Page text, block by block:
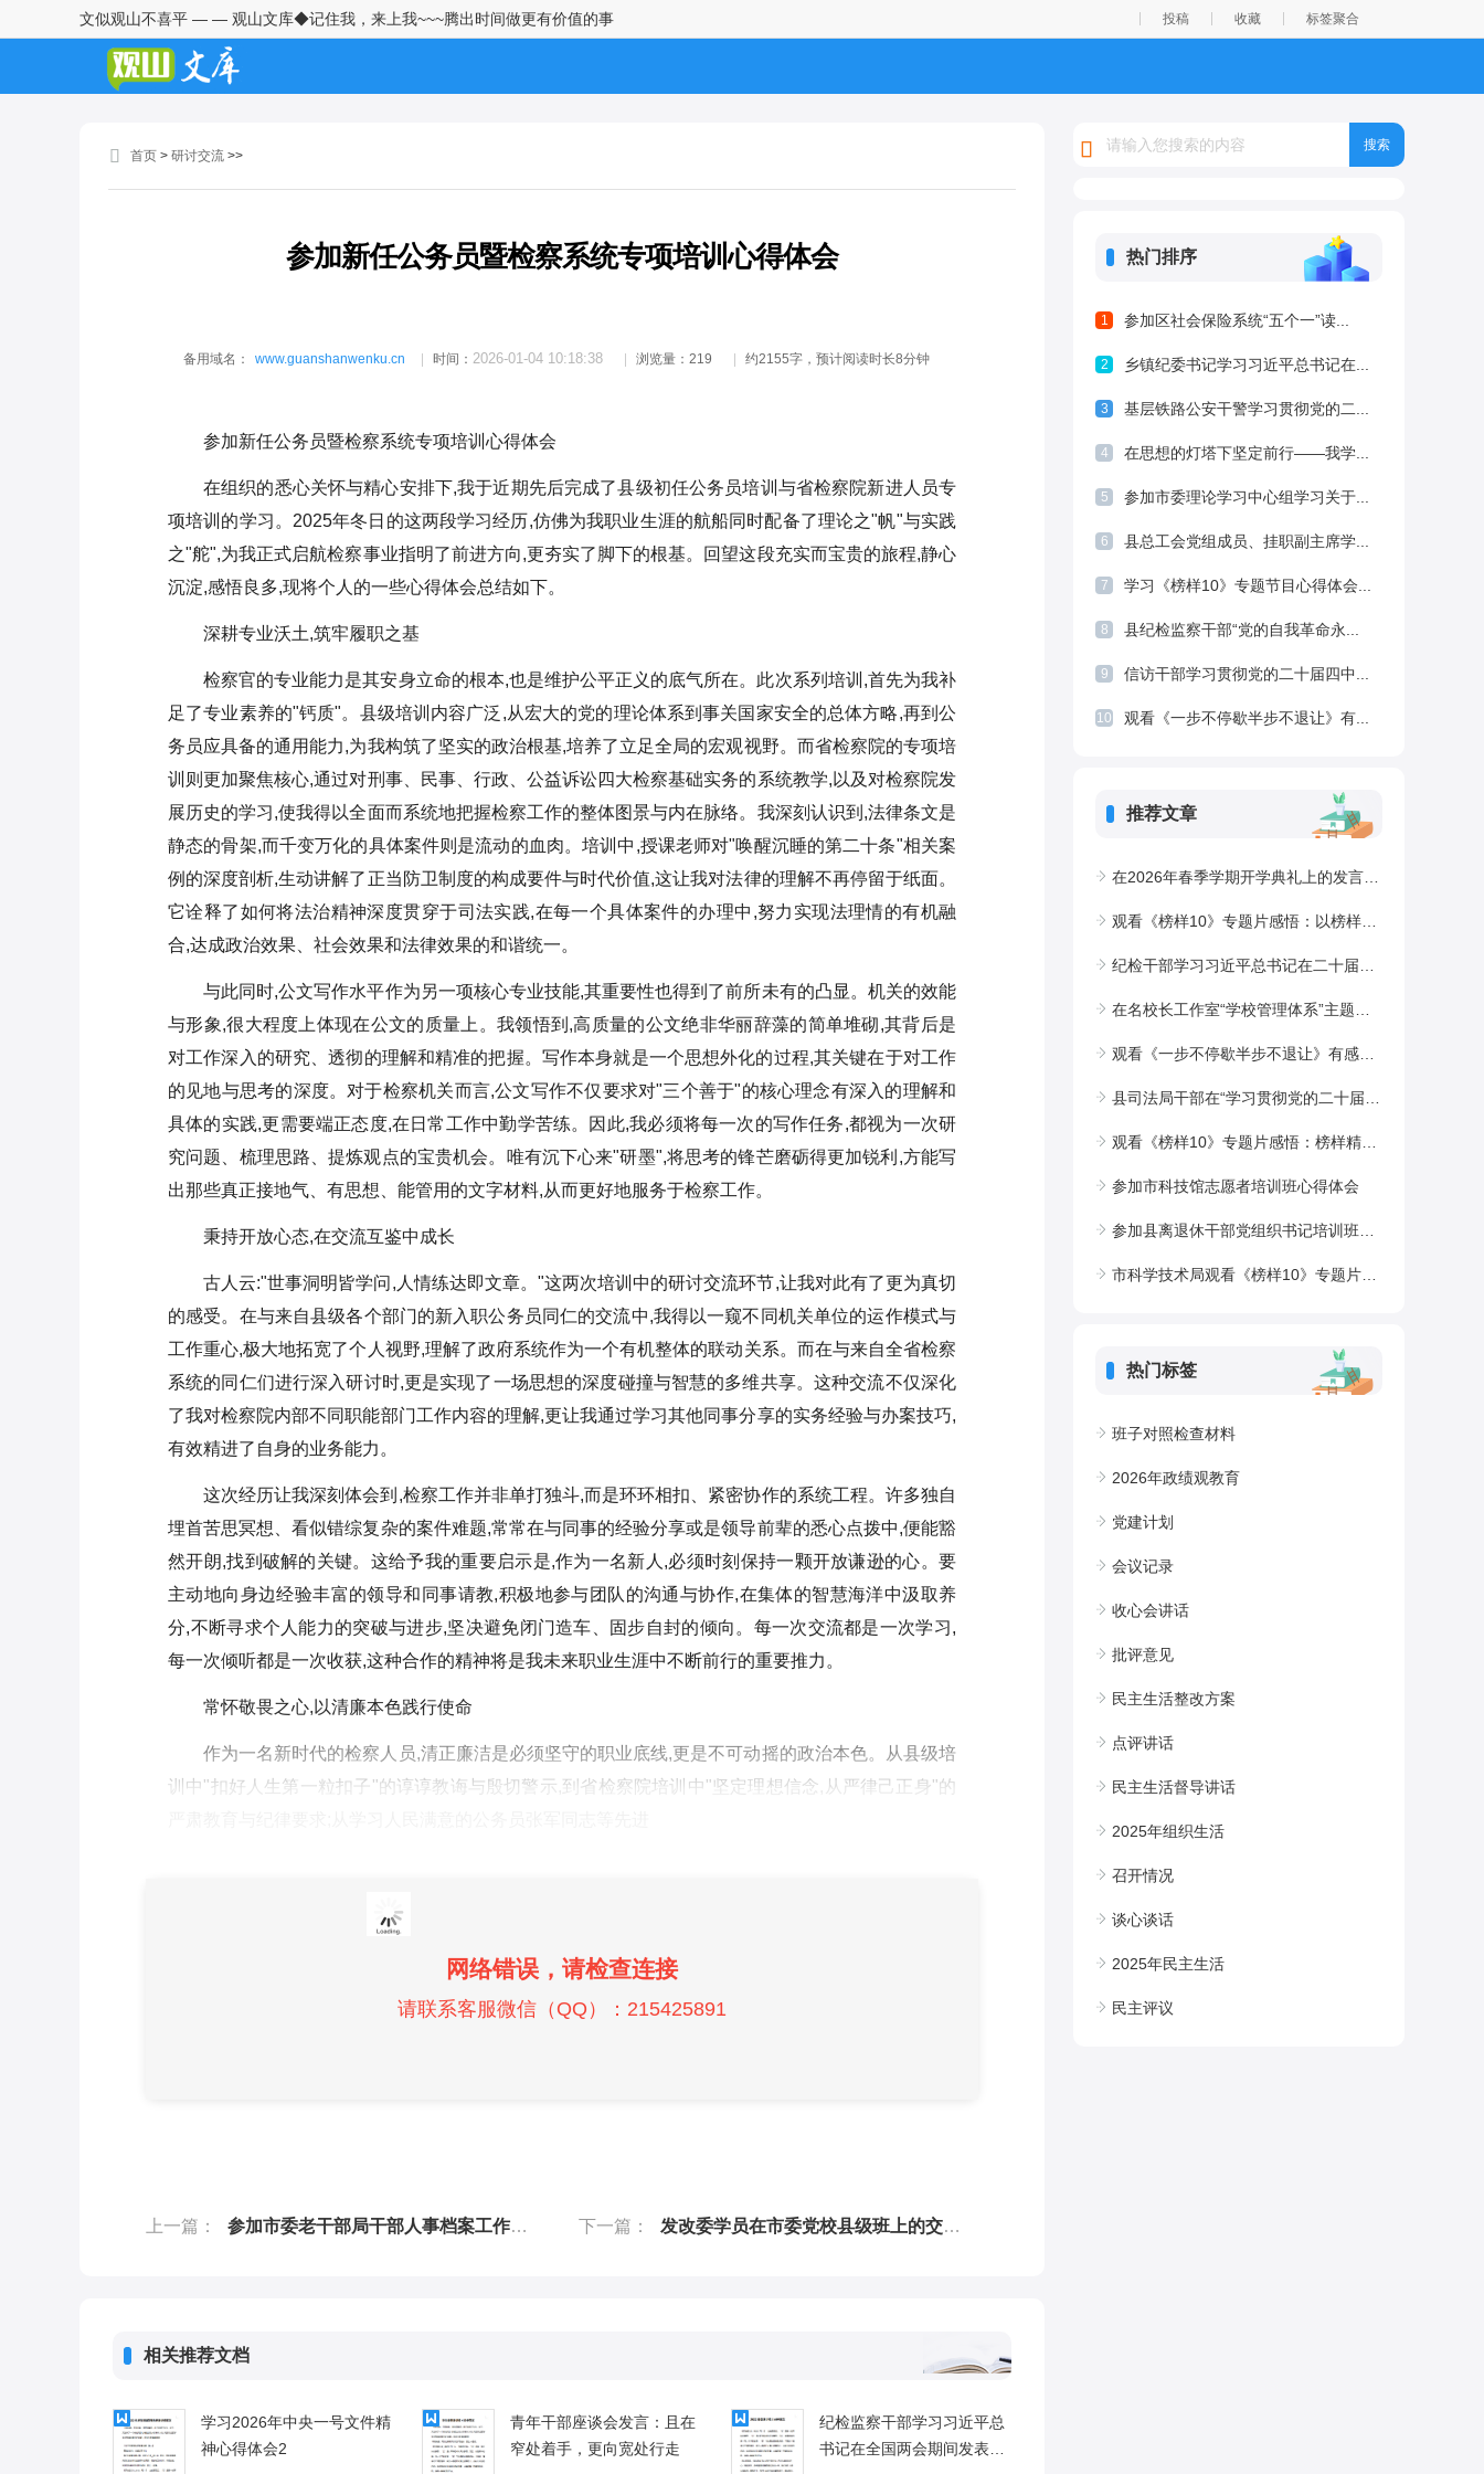
文似观山不喜平 — — 观山文库◆记住我，来上我~~~腾出时间做更有价值的事 投稿 收藏 标签聚合
首页 > 研讨交流 >>
参加新任公务员暨检察系统专项培训心得体会
备用域名： www.guanshanwenku.cn 时间： 2026-01-04 10:18:38 浏览量：219 约2155字，预计阅读时长8分钟
参加新任公务员暨检察系统专项培训心得体会
在组织的悉心关怀与精心安排下,我于近期先后完成了县级初任公务员培训与省检察院新进人员专
项培训的学习。2025年冬日的这两段学习经历,仿佛为我职业生涯的航船同时配备了理论之"帆"与实践
之"舵",为我正式启航检察事业指明了前进方向,更夯实了脚下的根基。回望这段充实而宝贵的旅程,静心
沉淀,感悟良多,现将个人的一些心得体会总结如下。
深耕专业沃土,筑牢履职之基
检察官的专业能力是其安身立命的根本,也是维护公平正义的底气所在。此次系列培训,首先为我补
足了专业素养的"钙质"。县级培训内容广泛,从宏大的党的理论体系到事关国家安全的总体方略,再到公
务员应具备的通用能力,为我构筑了坚实的政治根基,培养了立足全局的宏观视野。而省检察院的专项培
训则更加聚焦核心,通过对刑事、民事、行政、公益诉讼四大检察基础实务的系统教学,以及对检察院发
展历史的学习,使我得以全面而系统地把握检察工作的整体图景与内在脉络。我深刻认识到,法律条文是
静态的骨架,而千变万化的具体案件则是流动的血肉。培训中,授课老师对"唤醒沉睡的第二十条"相关案
例的深度剖析,生动讲解了正当防卫制度的构成要件与时代价值,这让我对法律的理解不再停留于纸面。
它诠释了如何将法治精神深度贯穿于司法实践,在每一个具体案件的办理中,努力实现法理情的有机融
合,达成政治效果、社会效果和法律效果的和谐统一。
与此同时,公文写作水平作为另一项核心专业技能,其重要性也得到了前所未有的凸显。机关的效能
与形象,很大程度上体现在公文的质量上。我领悟到,高质量的公文绝非华丽辞藻的简单堆砌,其背后是
对工作深入的研究、透彻的理解和精准的把握。写作本身就是一个思想外化的过程,其关键在于对工作
的见地与思考的深度。对于检察机关而言,公文写作不仅要求对"三个善于"的核心理念有深入的理解和
具体的实践,更需要端正态度,在日常工作中勤学苦练。因此,我必须将每一次的写作任务,都视为一次研
究问题、梳理思路、提炼观点的宝贵机会。唯有沉下心来"研墨",将思考的锋芒磨砺得更加锐利,方能写
出那些真正接地气、有思想、能管用的文字材料,从而更好地服务于检察工作。
秉持开放心态,在交流互鉴中成长
古人云:"世事洞明皆学问,人情练达即文章。"这两次培训中的研讨交流环节,让我对此有了更为真切
的感受。在与来自县级各个部门的新入职公务员同仁的交流中,我得以一窥不同机关单位的运作模式与
工作重心,极大地拓宽了个人视野,理解了政府系统作为一个有机整体的联动关系。而在与来自全省检察
系统的同仁们进行深入研讨时,更是实现了一场思想的深度碰撞与智慧的多维共享。这种交流不仅深化
了我对检察院内部不同职能部门工作内容的理解,更让我通过学习其他同事分享的实务经验与办案技巧,
有效精进了自身的业务能力。
这次经历让我深刻体会到,检察工作并非单打独斗,而是环环相扣、紧密协作的系统工程。许多独自
埋首苦思冥想、看似错综复杂的案件难题,常常在与同事的经验分享或是领导前辈的悉心点拨中,便能豁
然开朗,找到破解的关键。这给予我的重要启示是,作为一名新人,必须时刻保持一颗开放谦逊的心。要
主动地向身边经验丰富的领导和同事请教,积极地参与团队的沟通与协作,在集体的智慧海洋中汲取养
分,不断寻求个人能力的突破与进步,坚决避免闭门造车、固步自封的倾向。每一次交流都是一次学习,
每一次倾听都是一次收获,这种合作的精神将是我未来职业生涯中不断前行的重要推力。
常怀敬畏之心,以清廉本色践行使命
作为一名新时代的检察人员,清正廉洁是必须坚守的职业底线,更是不可动摇的政治本色。从县级培
训中"扣好人生第一粒扣子"的谆谆教诲与殷切警示,到省检察院培训中"坚定理想信念,从严律己正身"的
网络错误，请检查连接
请联系客服微信（QQ）：215425891
上一篇： 参加市委老干部局干部人事档案工作专题培训心得体会 下一篇： 发改委学员在市委党校县级班上的交流发言（推动高质量发展、服务现代化建设）
相关推荐文档
学习2026年中央一号文件精
神心得体会2
青年干部座谈会发言：且在
窄处着手，更向宽处行走
纪检监察干部学习习近平总
书记在全国两会期间发表的
热门排序
1 参加区社会保险系统“五个一”读...
2 乡镇纪委书记学习习近平总书记在...
3 基层铁路公安干警学习贯彻党的二...
4 在思想的灯塔下坚定前行——我学...
5 参加市委理论学习中心组学习关于...
6 县总工会党组成员、挂职副主席学...
7 学习《榜样10》专题节目心得体会...
8 县纪检监察干部“党的自我革命永...
9 信访干部学习贯彻党的二十届四中...
10 观看《一步不停歇半步不退让》有...
推荐文章
在2026年春季学期开学典礼上的发言：策马扬鞭，行稳致远
观看《榜样10》专题片感悟：以榜样为炬明初心，以铁纪为刃践使命
纪检干部学习习近平总书记在二十届中央纪委五次全会上重要讲话心得体会
在名校长工作室“学校管理体系”主题研讨会上的发言
观看《一步不停歇半步不退让》有感：以案为鉴存戒惧砥，砺初心促发展
县司法局干部在“学习贯彻党的二十届四中全会精神专题研讨班”上的交流发言
观看《榜样10》专题片感悟：榜样精神照征途,人大履职谱新篇
参加市科技馆志愿者培训班心得体会
参加县离退休干部党组织书记培训班心得体会
市科学技术局观看《榜样10》专题片观后心得体会：楷模精神铸忠诚，科技报国谱新篇
热门标签
班子对照检查材料
2026年政绩观教育
党建计划
会议记录
收心会讲话
批评意见
民主生活整改方案
点评讲话
民主生活督导讲话
2025年组织生活
召开情况
谈心谈话
2025年民主生活
民主评议
学习2026年中央一号文件精神心
得体会2
纪检监察干部学习习近平总书记
深学细悟强担当实干笃行建新功
交流发言：到基层去我的“多员
在2025级高一新生军训总结大会
上的发言：军训精神续航笔尖书
会：以榜样为引领，坚定理想信
念，用担当诠释忠诚
政治工作培训班心得体会1
文明城市创建表态发言6篇